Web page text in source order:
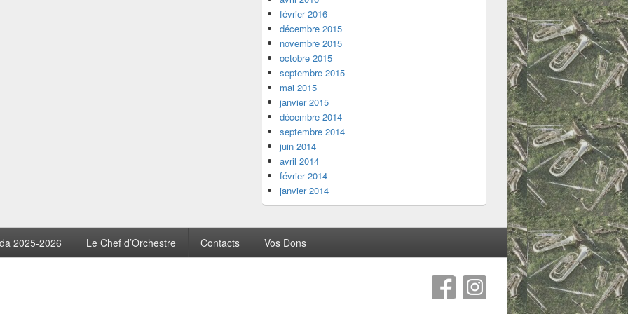
février 2016
décembre 2015
novembre 2015
octobre 2015
septembre 2015
mai 2015
janvier 2015
décembre 2014
septembre 2014
juin 2014
avril 2014
février 2014
janvier 2014
2025-2026 Le Chef d’Orchestre Contacts Vos Dons